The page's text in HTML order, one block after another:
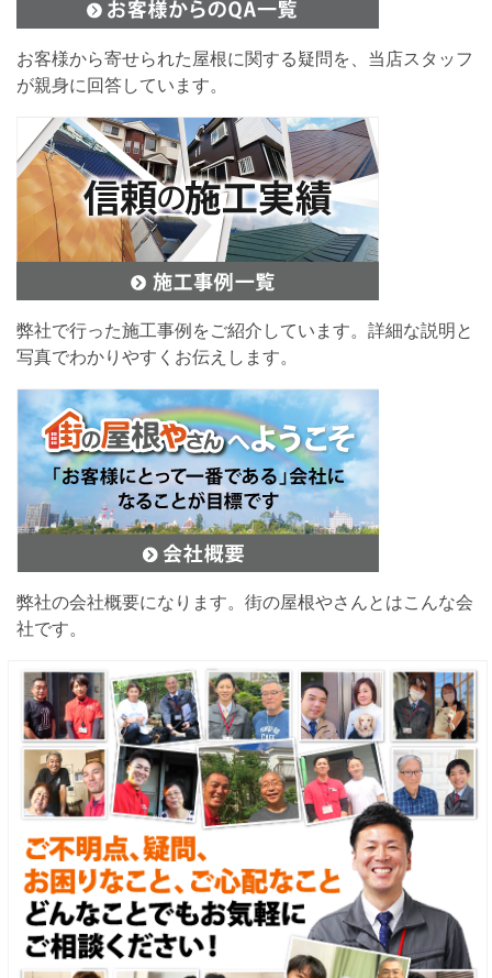
お客様から寄せられた屋根に関する疑問を、当店スタッフ
が親身に回答しています。
弊社で行った施工事例をご紹介しています。詳細な説明と
写真でわかりやすくお伝えします。
弊社の会社概要になります。街の屋根やさんとはこんな会
社です。